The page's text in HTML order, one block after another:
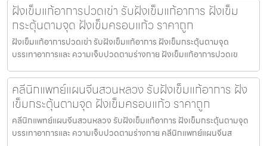
ฝังเข็มแก้อาการปวดเข่า รับฝังเข็มแก้อาการ ฝังเข็ม
กระตุ้นตามจุด ฝังเข็มครอบแก้ว ราคาถูก
ฝังเข็มแก้อาการปวดเข่า รับฝังเข็มแก้อาการ ฝังเข็มกระตุ้นตามจุด
บรรเทาอาการและ ความเจ็บปวดตามร่างกาย ฝังเข็มแก้อาการปวดเข
คลีนิกแพทย์แผนจีนสวนหลวง รับฝังเข็มแก้อาการ ฝัง
เข็มกระตุ้นตามจุด ฝังเข็มครอบแก้ว ราคาถูก
คลีนิกแพทย์แผนจีนสวนหลวง รับฝังเข็มแก้อาการ ฝังเข็มกระตุ้นตามจุด
บรรเทาอาการและ ความเจ็บปวดตามร่างกาย คลีนิกแพทย์แผนจีนส